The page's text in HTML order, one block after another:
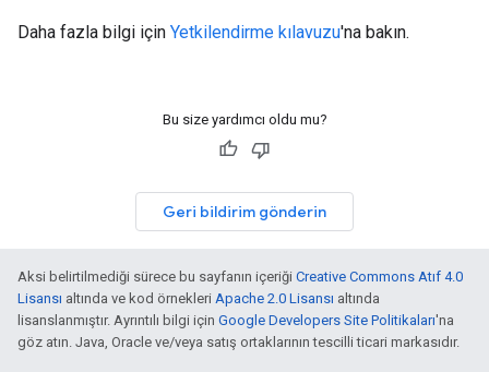
Daha fazla bilgi için Yetkilendirme kılavuzu'na bakın.
Bu size yardımcı oldu mu?
Geri bildirim gönderin
Aksi belirtilmediği sürece bu sayfanın içeriği Creative Commons Atıf 4.0
Lisansı altında ve kod örnekleri Apache 2.0 Lisansı altında
lisanslanmıştır. Ayrıntılı bilgi için Google Developers Site Politikaları'na
göz atın. Java, Oracle ve/veya satış ortaklarının tescilli ticari markasıdır.